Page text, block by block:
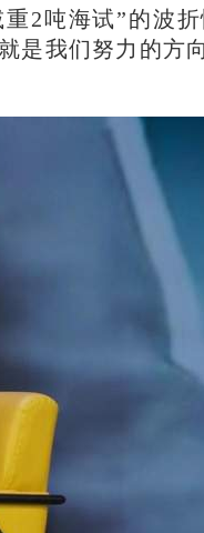
2吨海试”的波
我们努力的方